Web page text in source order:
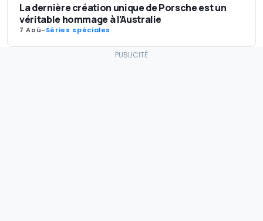
La dernière création unique de Porsche est un
véritable hommage à l’Australie
7 Aoû-Séries spéciales